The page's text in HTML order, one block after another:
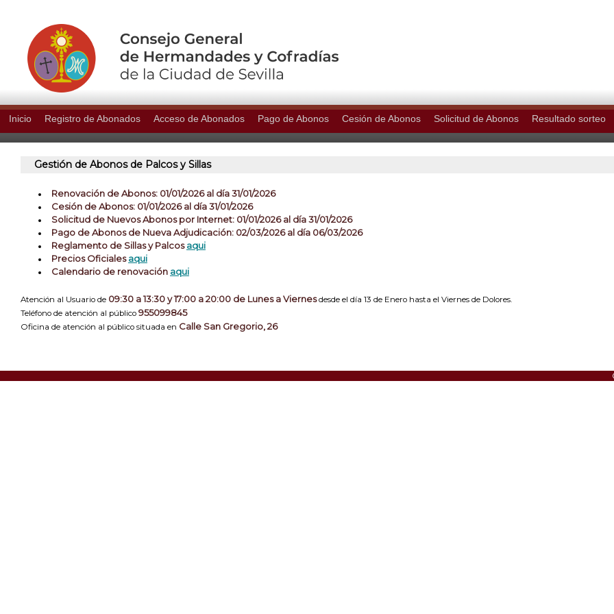
Inicio Registro de Abonados Acceso de Abonados Pago de Abonos Cesión de Abonos Solicitud de Abonos Resultado sorteo
Gestión de Abonos de Palcos y Sillas
Renovación de Abonos: 01/01/2026 al dí­a 31/01/2026
Cesión de Abonos: 01/01/2026 al día 31/01/2026
Solicitud de Nuevos Abonos por Internet: 01/01/2026 al día 31/01/2026
Pago de Abonos de Nueva Adjudicación: 02/03/2026 al día 06/03/2026
Reglamento de Sillas y Palcosaqui
Precios Oficialesaqui
Calendario de renovación aqui
Atención al Usuario de 09:30 a 13:30 y 17:00 a 20:00 de Lunes a Viernesdesde el día 13 de Enero hasta el Viernes de Dolores.
Teléfono de atención al público 955099845
Oficina de atención al público situada en Calle San Gregorio, 26